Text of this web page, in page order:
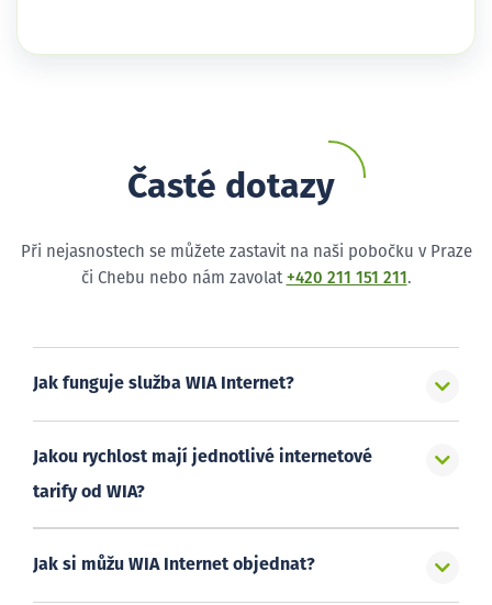
Časté dotazy
Při nejasnostech se můžete zastavit na naši pobočku v Praze
či Chebu nebo nám zavolat +420 211 151 211 .
Jak funguje služba WIA Internet?
Jakou rychlost mají jednotlivé internetové
tarify od WIA?
Jak si můžu WIA Internet objednat?